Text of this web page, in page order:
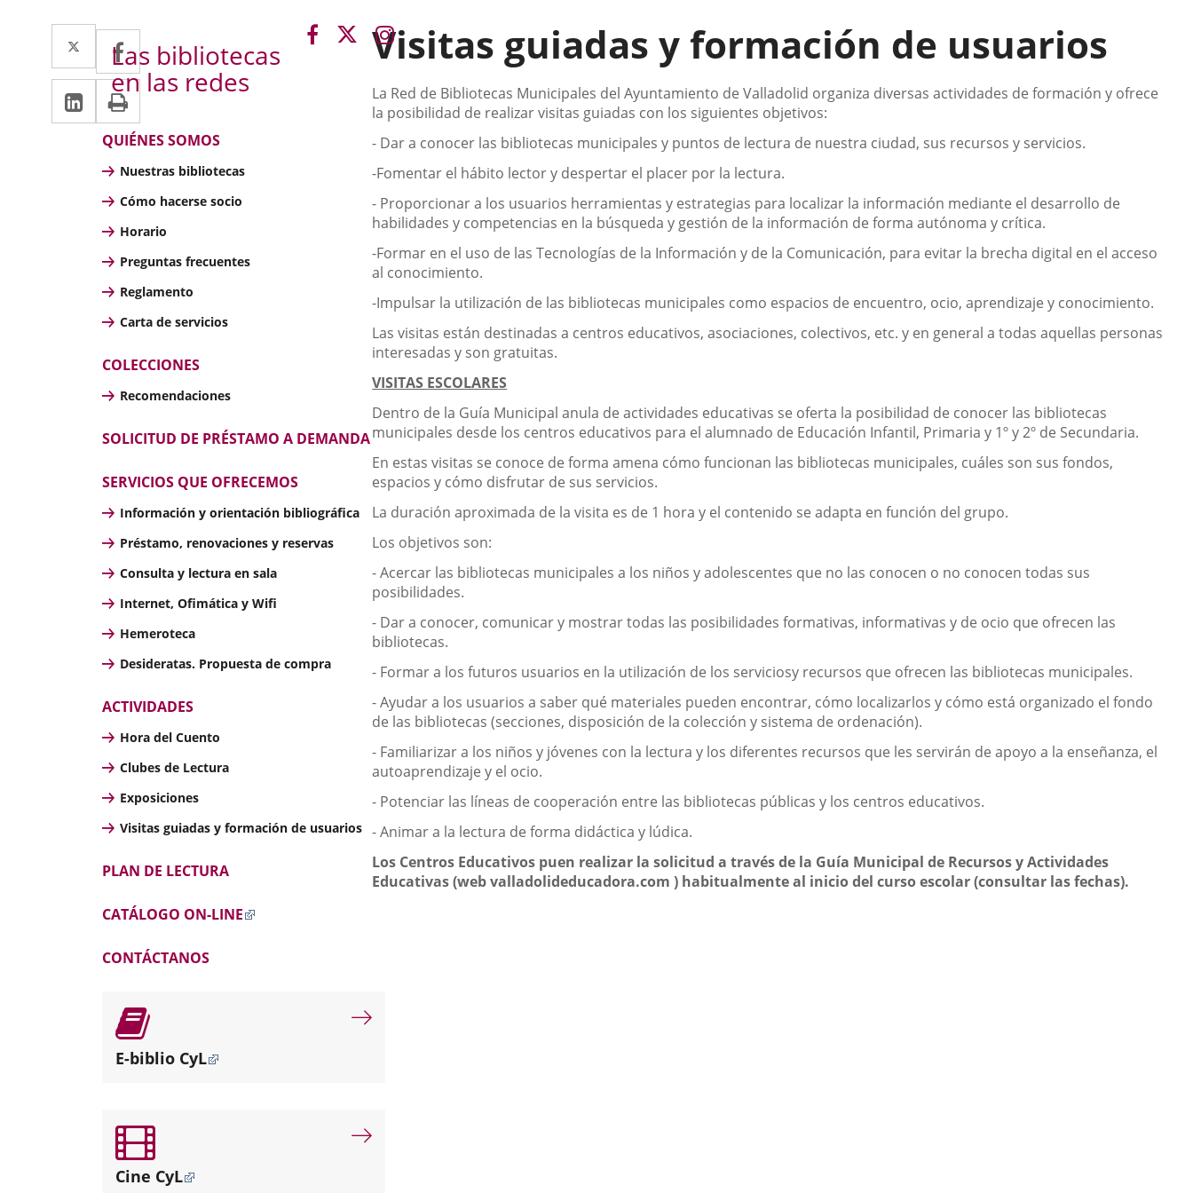
Twitter
Enlace
a
una
aplicación
externa.
Facebook
Enlace
a
una
aplicación
externa.
Linkedin
Enlace
a
una
aplicación
externa.
Print
Las bibliotecas
en las redes
Link
application.
Link
application.
Link
to
application.
Bibliotecas
QUIÉNES SOMOS
Nuestras bibliotecas
Cómo hacerse socio
Horario
Preguntas frecuentes
Reglamento
Carta de servicios
COLECCIONES
Recomendaciones
SOLICITUD DE PRÉSTAMO A DEMANDA
SERVICIOS QUE OFRECEMOS
Información y orientación bibliográfica
Préstamo, renovaciones y reservas
Consulta y lectura en sala
Internet, Ofimática y Wifi
Hemeroteca
Desideratas. Propuesta de compra
ACTIVIDADES
Hora del Cuento
Clubes de Lectura
Exposiciones
Visitas guiadas y formación de usuarios
PLAN DE LECTURA
CATÁLOGO ON-LINE
CONTÁCTANOS
E-biblio CyL
Cine CyL
Visitas guiadas y formación de usuarios
Descripción
La Red de Bibliotecas Municipales del Ayuntamiento de Valladolid organiza diversas actividades de formación y ofrece
la posibilidad de realizar visitas guiadas con los siguientes objetivos:
- Dar a conocer las bibliotecas municipales y puntos de lectura de nuestra ciudad, sus recursos y servicios.
-Fomentar el hábito lector y despertar el placer por la lectura.
- Proporcionar a los usuarios herramientas y estrategias para localizar la información mediante el desarrollo de
habilidades y competencias en la búsqueda y gestión de la información de forma autónoma y crítica.
-Formar en el uso de las Tecnologías de la Información y de la Comunicación, para evitar la brecha digital en el acceso
al conocimiento.
-Impulsar la utilización de las bibliotecas municipales como espacios de encuentro, ocio, aprendizaje y conocimiento.
Las visitas están destinadas a centros educativos, asociaciones, colectivos, etc. y en general a todas aquellas personas
interesadas y son gratuitas.
VISITAS ESCOLARES
Dentro de la Guía Municipal anula de actividades educativas se oferta la posibilidad de conocer las bibliotecas
municipales desde los centros educativos para el alumnado de Educación Infantil, Primaria y 1º y 2º de Secundaria.
En estas visitas se conoce de forma amena cómo funcionan las bibliotecas municipales, cuáles son sus fondos,
espacios y cómo disfrutar de sus servicios.
La duración aproximada de la visita es de 1 hora y el contenido se adapta en función del grupo.
Los objetivos son:
- Acercar las bibliotecas municipales a los niños y adolescentes que no las conocen o no conocen todas sus
posibilidades.
- Dar a conocer, comunicar y mostrar todas las posibilidades formativas, informativas y de ocio que ofrecen las
bibliotecas.
- Formar a los futuros usuarios en la utilización de los serviciosy recursos que ofrecen las bibliotecas municipales.
- Ayudar a los usuarios a saber qué materiales pueden encontrar, cómo localizarlos y cómo está organizado el fondo
de las bibliotecas (secciones, disposición de la colección y sistema de ordenación).
- Familiarizar a los niños y jóvenes con la lectura y los diferentes recursos que les servirán de apoyo a la enseñanza, el
autoaprendizaje y el ocio.
- Potenciar las líneas de cooperación entre las bibliotecas públicas y los centros educativos.
- Animar a la lectura de forma didáctica y lúdica.
Los Centros Educativos puen realizar la solicitud a través de la Guía Municipal de Recursos y Actividades
Educativas (web valladolideducadora.com ) habitualmente al inicio del curso escolar (consultar las fechas).